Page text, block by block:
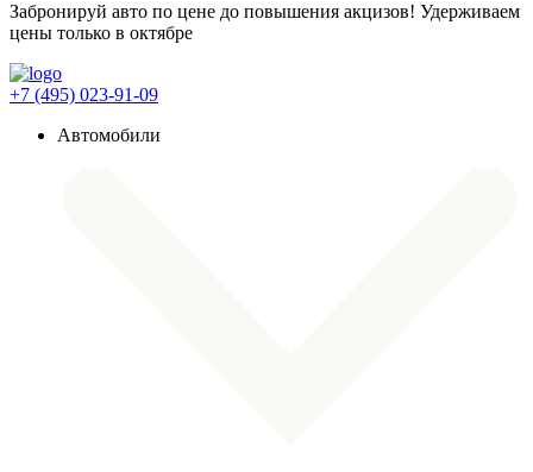
Забронируй авто по цене до повышения акцизов! Удерживаем
цены только в октябре
+7 (495) 023-91-09
Автомобили